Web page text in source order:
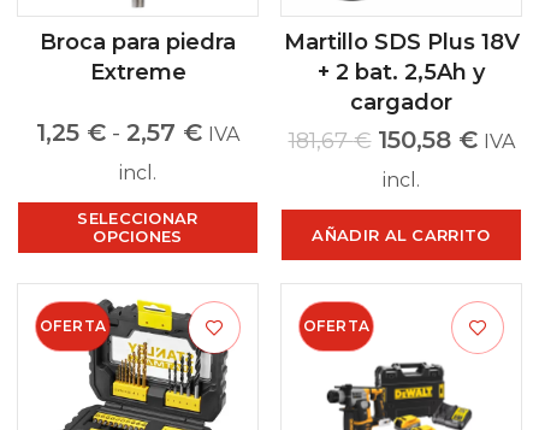
Broca para piedra
Extreme
1,25 € - 2,57 € IVA
incl.
SELECCIONAR
OPCIONES
Martillo SDS Plus 18V
+ 2 bat. 2,5Ah y
cargador
181,67€ 150,58 € IVA
incl.
AÑADIR AL CARRITO
OFERTA OFERTA